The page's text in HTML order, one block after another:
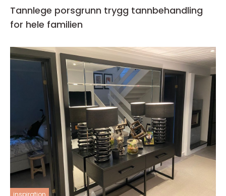
Tannlege porsgrunn trygg tannbehandling
for hele familien
inspiration